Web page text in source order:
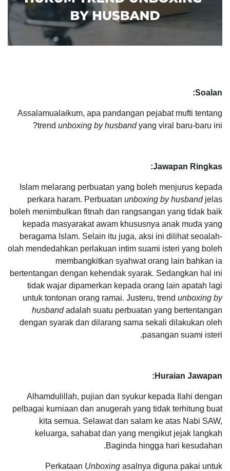
Soalan:
Assalamualaikum, apa pandangan pejabat mufti tentang
trend unboxing by husbandyang viral baru-baru ini?
Jawapan Ringkas:
Islam melarang perbuatan yang boleh menjurus kepada
perkara haram. Perbuatan unboxing by husbandjelas
boleh menimbulkan fitnah dan rangsangan yang tidak baik
kepada masyarakat awam khususnya anak muda yang
beragama Islam. Selain itu juga, aksi ini dilihat seoalah-
olah mendedahkan perlakuan intim suami isteri yang boleh
membangkitkan syahwat orang lain bahkan ia
bertentangan dengan kehendak syarak. Sedangkan hal ini
tidak wajar dipamerkan kepada orang lain apatah lagi
untuk tontonan orang ramai. Justeru, trend unboxing by
husbandadalah suatu perbuatan yang bertentangan
dengan syarak dan dilarang sama sekali dilakukan oleh
pasangan suami isteri.
Huraian Jawapan:
Alhamdulillah, pujian dan syukur kepada Ilahi dengan
pelbagai kurniaan dan anugerah yang tidak terhitung buat
kita semua. Selawat dan salam ke atas Nabi SAW,
keluarga, sahabat dan yang mengikut jejak langkah
Baginda hingga hari kesudahan.
Perkataan Unboxing asalnya diguna pakai untuk